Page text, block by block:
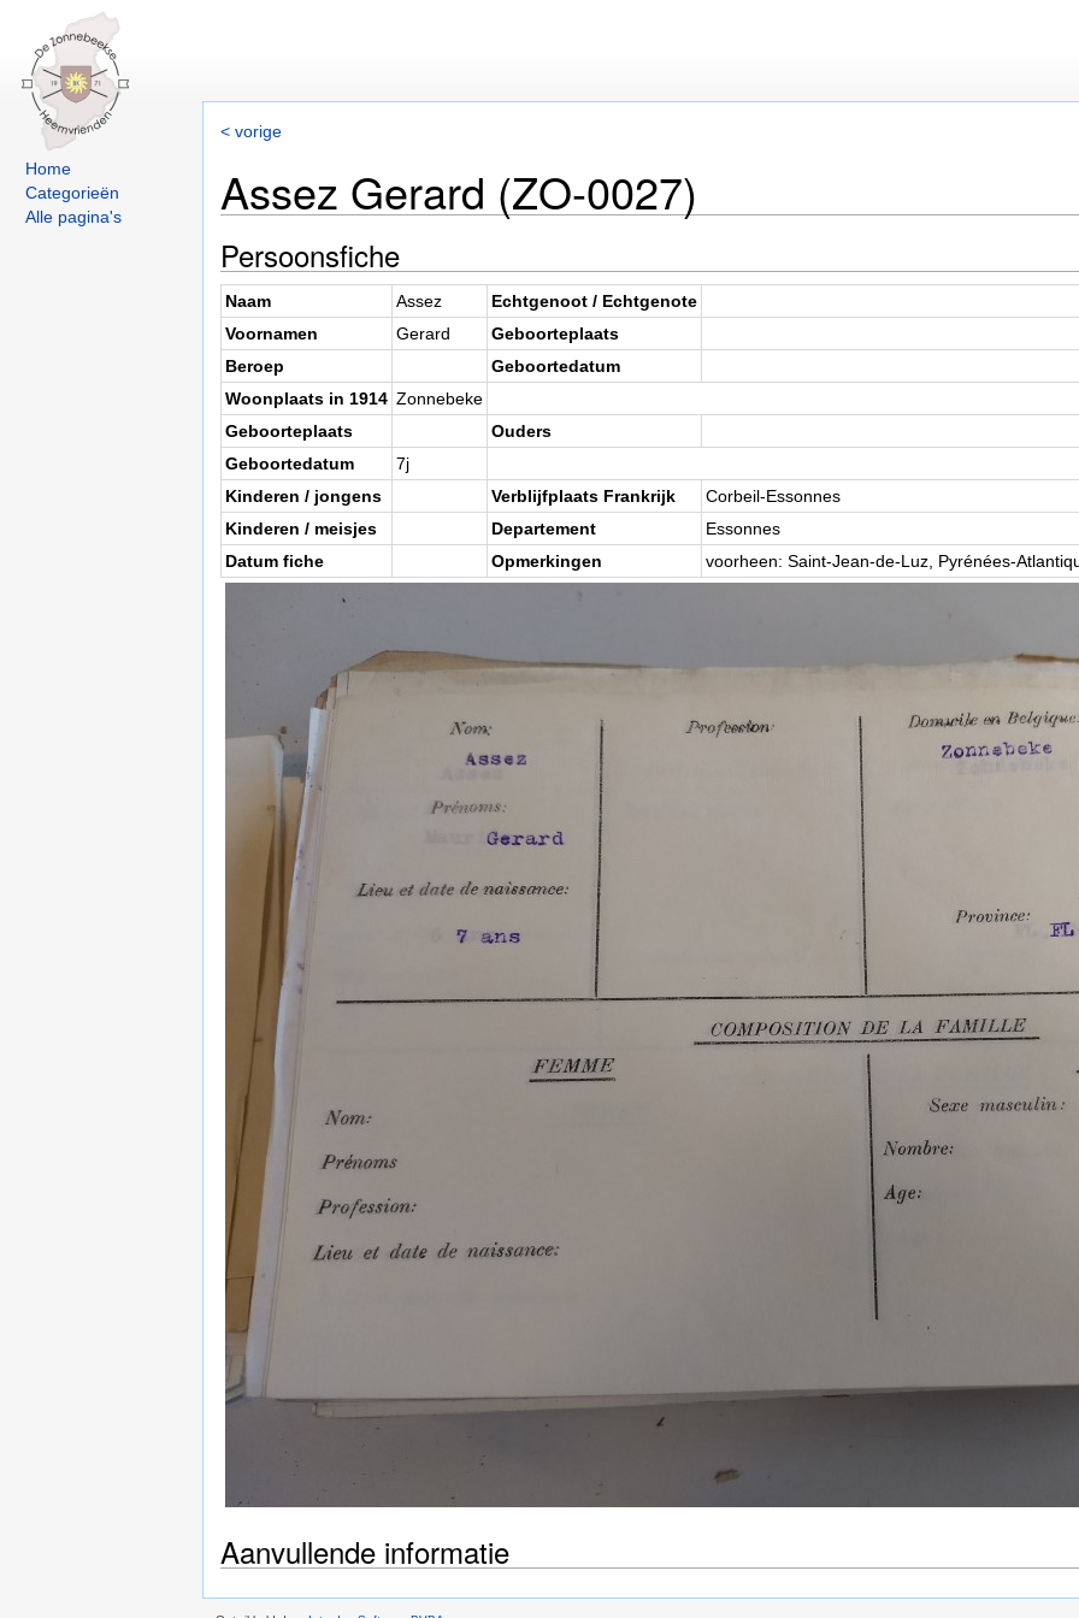
Home
Categorieën
Alle pagina's
< vorige
Assez Gerard (ZO-0027)
Persoonsfiche
Naam Assez
Echtgenoot / Echtgenote
Voornamen
Gerard
Geboorteplaats
Beroep
Geboortedatum
Woonplaats in 1914 Zonnebeke
Geboorteplaats
Ouders
Geboortedatum
7j
Kinderen / jongens
Verblijfplaats Frankrijk
Corbeil-Essonnes
Kinderen / meisjes
Departement
Essonnes
Datum fiche
Opmerkingen voorheen: Saint-Jean-de-Luz, Pyrénées-
Aanvullende informatie